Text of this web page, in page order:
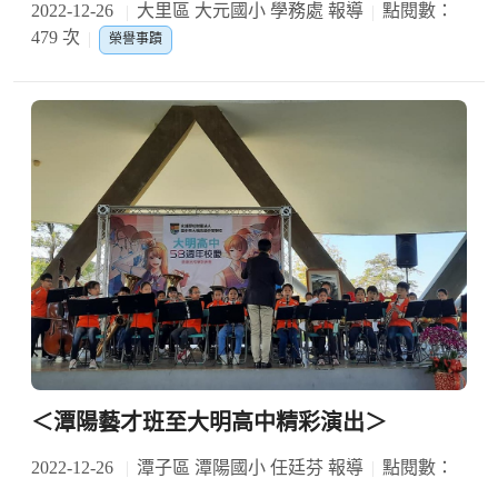
2022-12-26 大里區 大元國小 學務處 報導
點閱數：
479 次
榮譽事蹟
＜潭陽藝才班至大明高中精彩演出＞
2022-12-26 潭子區 潭陽國小 任廷芬 報導
點閱數：